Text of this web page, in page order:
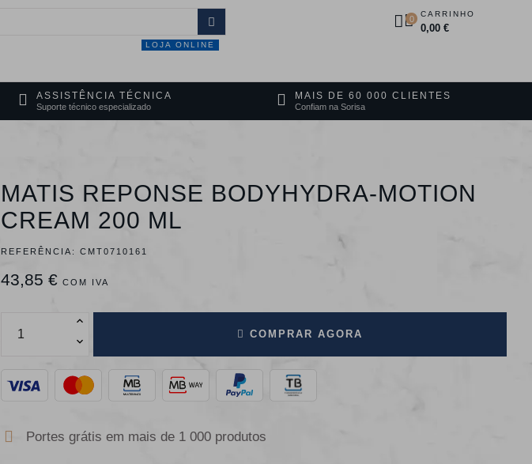
0 CARRINHO
0,00 €
LOJA ONLINE
ASSISTÊNCIA TÉCNICA
Suporte técnico especializado
MAIS DE 60 000 CLIENTES
Confiam na Sorisa
MATIS REPONSE BODYHYDRA-MOTION
CREAM 200 ML
REFERÊNCIA: CMT0710161
43,85 € COM IVA
COMPRAR AGORA
Portes grátis em mais de 1 000 produtos